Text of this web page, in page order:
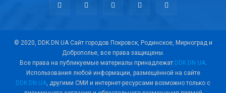
© 2020, DDK.DN.UA Сайт городов Покровск, Родинское, Мирноград и
Доброполье, все права защищены.
Все права на публикуемые материалы принадлежат DDK.DN.UA.
Использования любой информации, размещённой на сайте
DDK.DN.UA, другими СМИ и интернет-ресурсами возможно только с